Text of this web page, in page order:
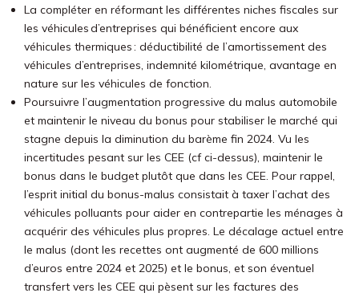
La compléter en réformant les différentes niches fiscales sur
les véhicules d’entreprises qui bénéficient encore aux
véhicules thermiques : déductibilité de l’amortissement des
véhicules d’entreprises, indemnité kilométrique, avantage en
nature sur les véhicules de fonction.
Poursuivre l’augmentation progressive du malus automobile
et maintenir le niveau du bonus pour stabiliser le marché qui
stagne depuis la diminution du barème fin 2024. Vu les
incertitudes pesant sur les CEE (cf ci-dessus), maintenir le
bonus dans le budget plutôt que dans les CEE. Pour rappel,
l’esprit initial du bonus-malus consistait à taxer l’achat des
véhicules polluants pour aider en contrepartie les ménages à
acquérir des véhicules plus propres. Le décalage actuel entre
le malus (dont les recettes ont augmenté de 600 millions
d’euros entre 2024 et 2025) et le bonus, et son éventuel
transfert vers les CEE qui pèsent sur les factures des